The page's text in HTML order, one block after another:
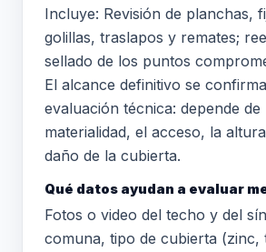
Incluye: Revisión de planchas,
golillas, traslapos y remates;
sellado de los puntos
El alcance definitivo se
evaluación técnica: depende de
materialidad, el acceso, la
daño de la cubierta.
Qué datos ayudan a evaluar
Fotos o video del techo y del
comuna, tipo de cubierta (zinc,